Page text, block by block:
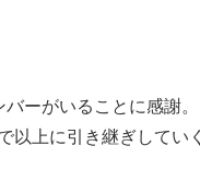
ーがいることに感謝。
以上に引き継ぎしてい